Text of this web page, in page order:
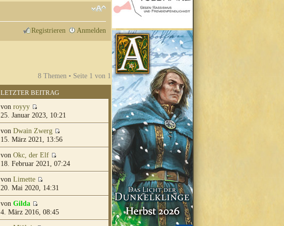
Registrieren Anmelden
8 Themen • Seite 1 von 1
LETZTER BEITRAG
von royyy
25. Januar 2023, 10:21
von Dwain Zwerg
15. März 2021, 13:56
von Okc, der Elf
18. Februar 2021, 07:24
von Limette
20. Mai 2020, 14:31
von Gilda
4. März 2016, 08:45